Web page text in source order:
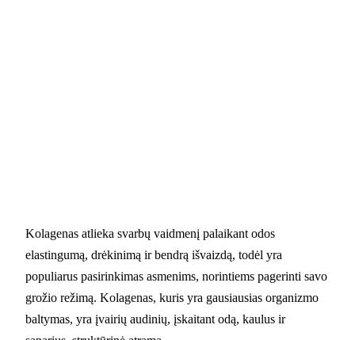
Kolagenas atlieka svarbų vaidmenį palaikant odos
elastingumą, drėkinimą ir bendrą išvaizdą, todėl yra
populiarus pasirinkimas asmenims, norintiems pagerinti savo
grožio režimą. Kolagenas, kuris yra gausiausias organizmo
baltymas, yra įvairių audinių, įskaitant odą, kaulus ir